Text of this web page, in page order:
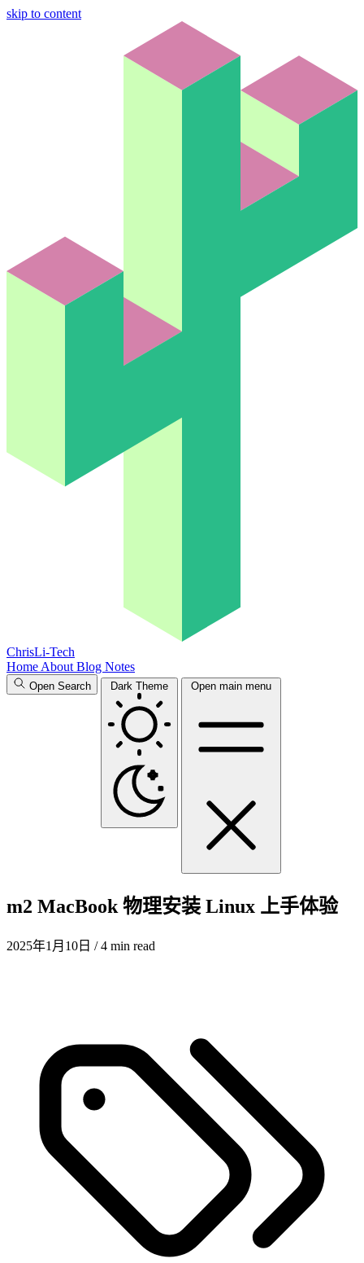
skip to content
ChrisLi-Tech
Home About Blog Notes
Open Search Dark Theme Open main menu
m2 MacBook 物理安装 Linux 上手体验
2025年1月10日 / 4 min read